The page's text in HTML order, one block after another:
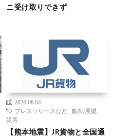
ニ受け取りできず
2026.08.04
プレスリリースなど
動向/展望
災害
【熊本地震】JR貨物と全国通